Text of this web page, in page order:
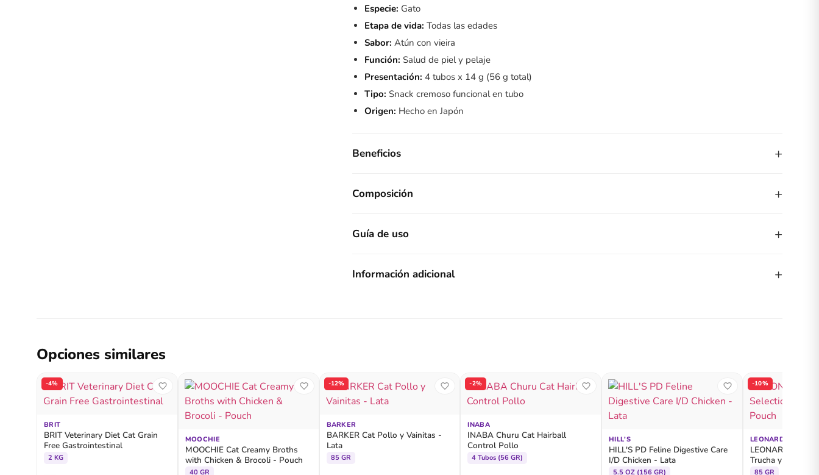
Especie: Gato
Etapa de vida: Todas las edades
Sabor: Atún con vieira
Función: Salud de piel y pelaje
Presentación: 4 tubos x 14 g (56 g total)
Tipo: Snack cremoso funcional en tubo
Origen: Hecho en Japón
Beneficios +
Composición +
Guía de uso +
Información adicional +
Opciones similares
-4%
BRIT
BRIT Veterinary Diet Cat Grain
Free Gastrointestinal
2 KG
MOOCHIE
MOOCHIE Cat Creamy Broths
with Chicken & Brocoli - Pouch
40 GR
-12%
BARKER
BARKER Cat Pollo y Vainitas -
Lata
85 GR
-2%
INABA
INABA Churu Cat Hairball
Control Pollo
4 Tubos (56 GR)
HILL'S
HILL'S PD Feline Digestive Care
I/D Chicken - Lata
5.5 OZ (156 GR)
-10%
LEONARDO
LEONARDO
Trucha y Catnip -
85 GR